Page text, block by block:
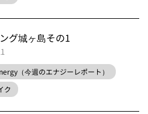
グ城ヶ島その1
（今週のエナジーレポート）
ク